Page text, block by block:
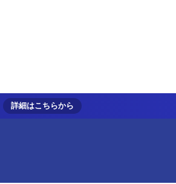
詳細はこちらから